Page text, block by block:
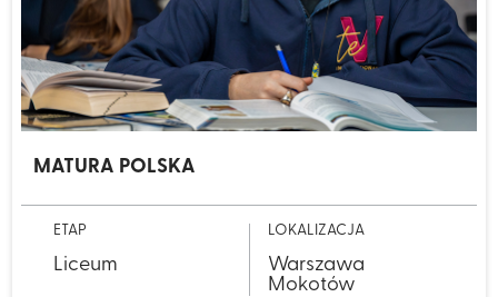
MATURA POLSKA
ETAP
Liceum
LOKALIZACJA
Warszawa
Mokotów